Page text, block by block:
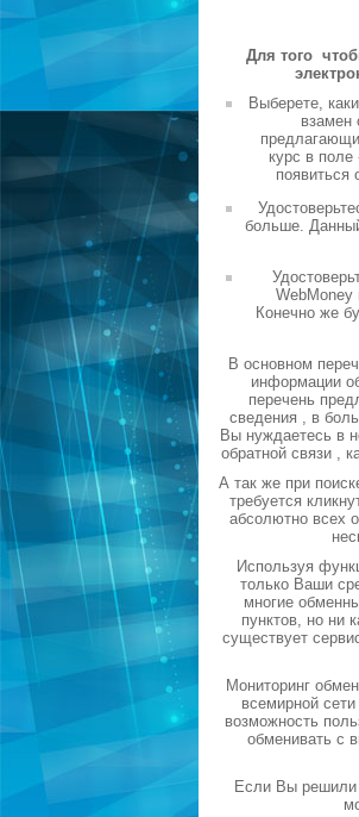
Для того
Выберете,
взамен
курс в
появиться
больше.
WebMoney
Конечно же
В основном
информации
перечень
сведения , в
Вы нуждаетесь в
обратной связи ,
А так же при
требуется
абсолютно всех
Используя
только Ваши
многие
пунктов, но ни
существует
Мониторинг
всемирной
возможность
обменивать с
Если Вы решили